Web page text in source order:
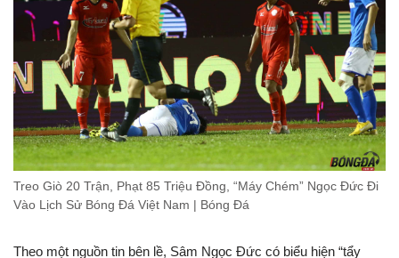
Treo Giò 20 Trận, Phạt 85 Triệu Đồng, “Máy Chém” Ngọc Đức Đi
Vào Lịch Sử Bóng Đá Việt Nam | Bóng Đá
Theo một nguồn tin bên lề, Sâm Ngọc Đức có biểu hiện “tẩy